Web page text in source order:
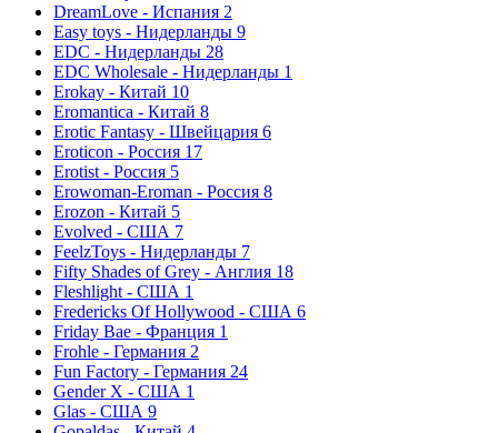
DreamLove - Испания 2
Easy toys - Нидерланды 9
EDC - Нидерланды 28
EDC Wholesale - Нидерланды 1
Erokay - Китай 10
Eromantica - Китай 8
Erotic Fantasy - Швейцария 6
Eroticon - Россия 17
Erotist - Россия 5
Erowoman-Eroman - Россия 8
Erozon - Китай 5
Evolved - США 7
FeelzToys - Нидерланды 7
Fifty Shades of Grey - Англия 18
Fleshlight - США 1
Fredericks Of Hollywood - США 6
Friday Bae - Франция 1
Frohle - Германия 2
Fun Factory - Германия 24
Gender X - США 1
Glas - США 9